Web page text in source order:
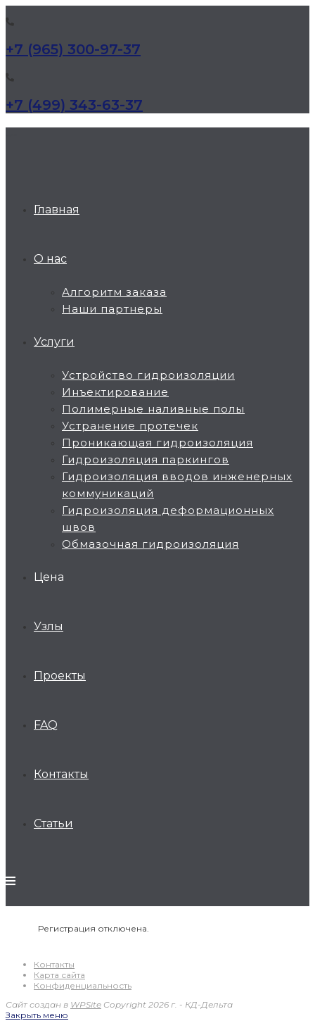
+7 (965) 300-97-37
+7 (499) 343-63-37
Главная
О нас
Алгоритм заказа
Наши партнеры
Услуги
Устройство гидроизоляции
Инъектирование
Полимерные наливные полы
Устранение протечек
Проникающая гидроизоляция
Гидроизоляция паркингов
Гидроизоляция вводов инженерных
коммуникаций
Гидроизоляция деформационных
швов
Обмазочная гидроизоляция
Цена
Узлы
Проекты
FAQ
Контакты
Статьи
Регистрация отключена.
Контакты
Карта сайта
Конфиденциальность
Сайт создан в WPSite Copyright 2026 г. - КД-Дельта
Закрыть меню